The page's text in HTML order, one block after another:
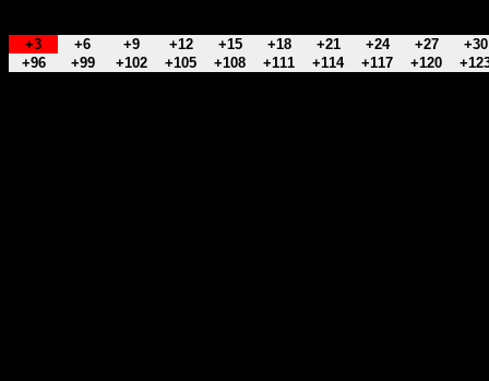
+3 +6 +9 +12 +15 +18 +21 +24 +27
+30
+96
+99 +102 +105 +108 +111 +114 +117 +120